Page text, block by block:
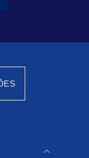
keyboard_arrow_down